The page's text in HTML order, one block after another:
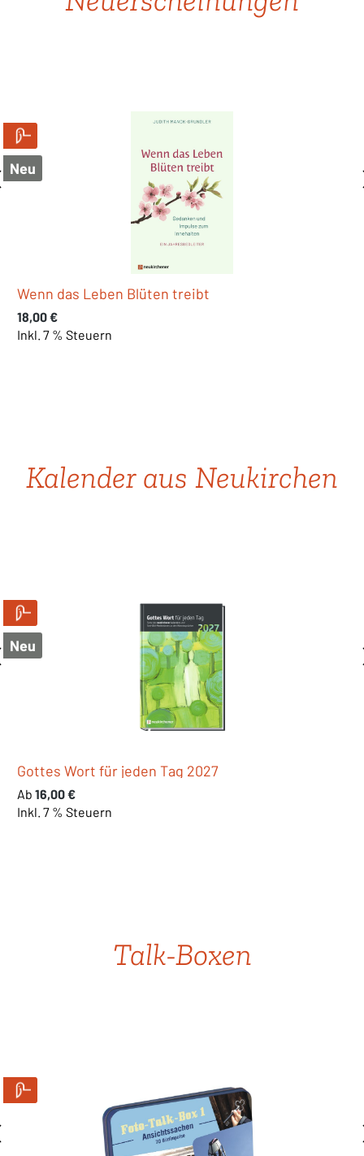
Neu
Was, wenn wir unsere Kinder einfach ernst
nehmen?
Regulärer Preis:
20,00 €
überspringen
Kalender aus Neukirchen
Neu
Hoffnungszeichen - Theologiekalender 2027
Regulärer Preis:
24,95 €
Inkl. 19 % Steuern
überspringen
Talk-Boxen